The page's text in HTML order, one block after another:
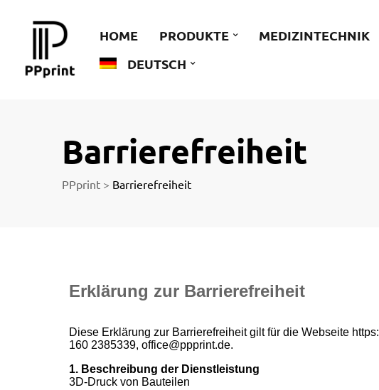
HOME PRODUKTE MEDIZINTECHNIK
DEUTSCH
Barrierefreiheit
PPprint > Barrierefreiheit
Erklärung zur Barrierefreiheit
Diese Erklärung zur Barrierefreiheit gilt für die Webseite
160 2385339, office@ppprint.de.
1. Beschreibung der Dienstleistung
3D-Druck von Bauteilen